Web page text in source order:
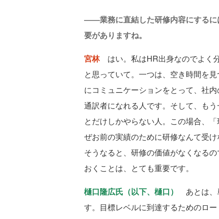
――業務に直結した研修内容にするに
要がありますね。
宮林はい。私はHR出身なのでよく
と思っていて。一つは、空き時間を
にコミュニケーションをとって、社
通訳者になれる人です。そして、も
とだけしかやらない人。この場合、
ぜお前の実績のために研修なんて受
そうなると、研修の価値がなくなる
おくことは、とても重要です。
樋口隆広氏（以下、樋口）
あとは、
す。目標レベルに到達するためのロ